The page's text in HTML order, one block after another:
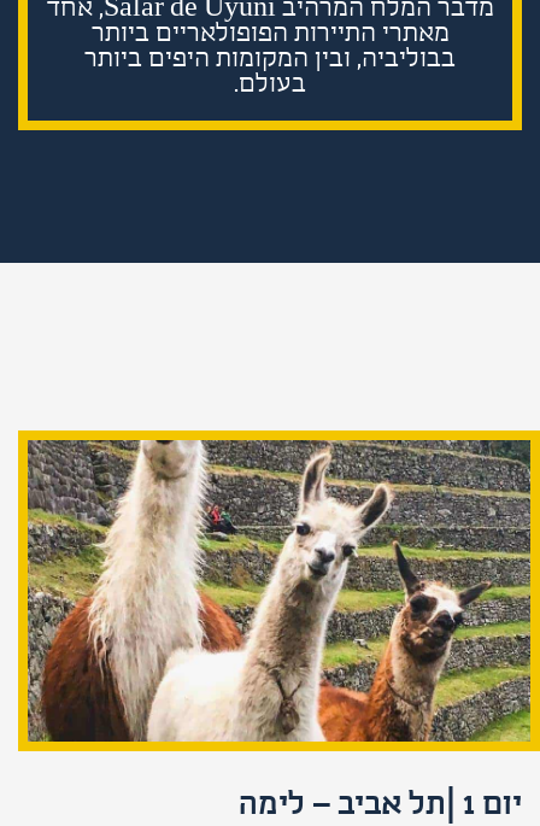
מדבר המלח המרהיב Salar de Uyuni, אחד
מאתרי התיירות הפופולאריים ביותר
בבוליביה, ובין המקומות היפים ביותר
בעולם.
יום 1 |תל אביב – לימה